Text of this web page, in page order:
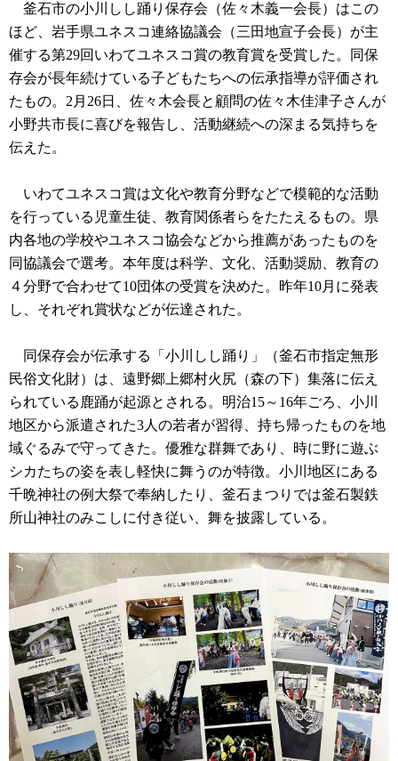
釜石市の小川しし踊り保存会（佐々木義一会長）はこの
ほど、岩手県ユネスコ連絡協議会（三田地宣子会長）が主
催する第29回いわてユネスコ賞の教育賞を受賞した。同保
存会が長年続けている子どもたちへの伝承指導が評価され
たもの。2月26日、佐々木会長と顧問の佐々木佳津子さんが
小野共市長に喜びを報告し、活動継続への深まる気持ちを
伝えた。
いわてユネスコ賞は文化や教育分野などで模範的な活動
を行っている児童生徒、教育関係者らをたたえるもの。県
内各地の学校やユネスコ協会などから推薦があったものを
同協議会で選考。本年度は科学、文化、活動奨励、教育の
４分野で合わせて10団体の受賞を決めた。昨年10月に発表
し、それぞれ賞状などが伝達された。
同保存会が伝承する「小川しし踊り」（釜石市指定無形
民俗文化財）は、遠野郷上郷村火尻（森の下）集落に伝え
られている鹿踊が起源とされる。明治15～16年ごろ、小川
地区から派遣された3人の若者が習得、持ち帰ったものを地
域ぐるみで守ってきた。優雅な群舞であり、時に野に遊ぶ
シカたちの姿を表し軽快に舞うのが特徴。小川地区にある
千晩神社の例大祭で奉納したり、釜石まつりでは釜石製鉄
所山神社のみこしに付き従い、舞を披露している。